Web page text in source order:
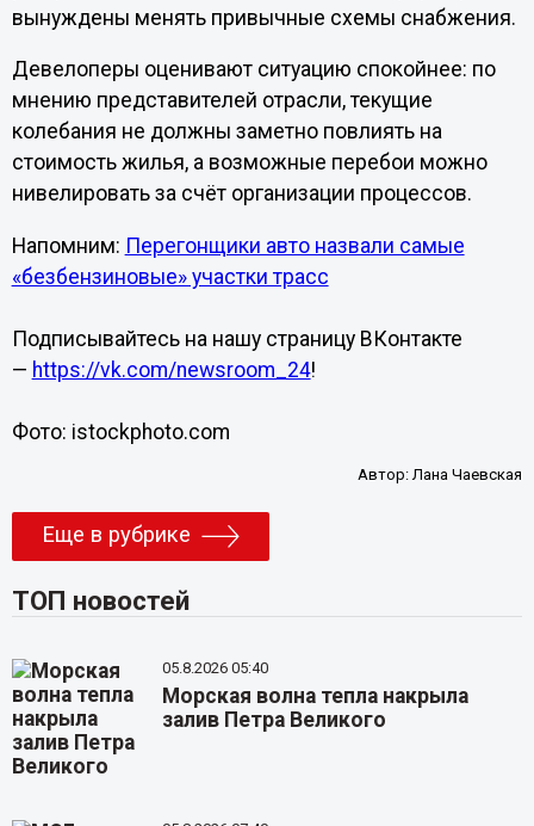
вынуждены менять привычные схемы снабжения.
Девелоперы оценивают ситуацию спокойнее: по
мнению представителей отрасли, текущие
колебания не должны заметно повлиять на
стоимость жилья, а возможные перебои можно
нивелировать за счёт организации процессов.
Напомним: Перегонщики авто назвали самые
«безбензиновые» участки трасс
Подписывайтесь на нашу страницу ВКонтакте
— https://vk.com/newsroom_24!
Фото: istockphoto.com
Автор: Лана Чаевская
Еще в рубрике
ТОП новостей
05.8.2026 05:40
Морская волна тепла накрыла
залив Петра Великого